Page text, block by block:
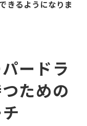
きるようになりま
ードラ
ための